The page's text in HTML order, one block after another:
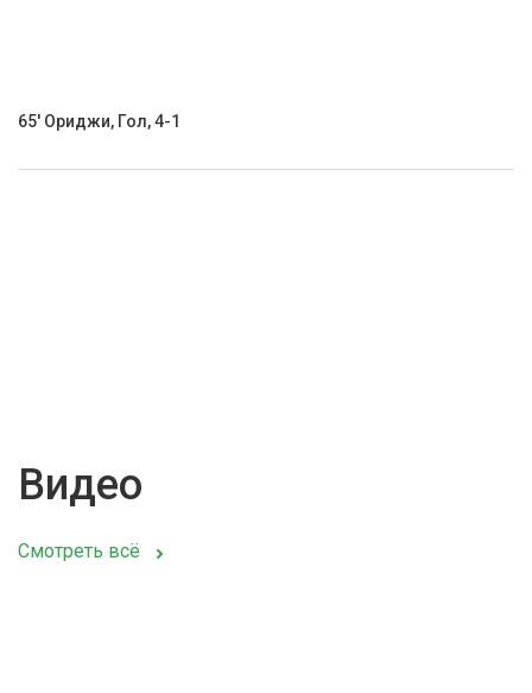
65' Ориджи, Гол, 4-1
Видео
Смотреть всё